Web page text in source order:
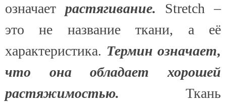
означает растягивание.
Stretch –
это не название ткани, а её
характеристика. Термин означает,
что она обладает хорошей
растяжимостью. Ткань